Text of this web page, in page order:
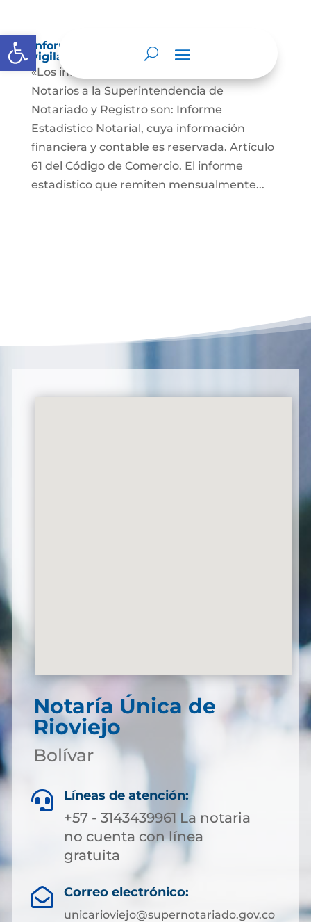
Abrir barra de herramientas
Informes a organismos de inspección,
vigilancia y control
«Los informes que presentan los Señores
Notarios a la Superintendencia de
Notariado y Registro son: Informe
Estadistico Notarial, cuya información
financiera y contable es reservada. Artículo
61 del Código de Comercio. El informe
estadistico que remiten mensualmente...
Notaría Única de
Rioviejo
Bolívar
 Líneas de atención:
+57 - 3143439961 La notaria
no cuenta con línea
gratuita
 Correo electrónico:
unicarioviejo@supernotariado.gov.co